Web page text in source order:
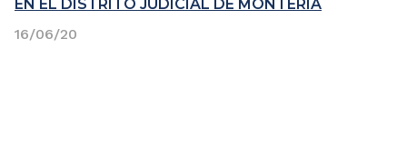
EN EL DISTRITO JUDICIAL DE MONTERÍA
16/06/20